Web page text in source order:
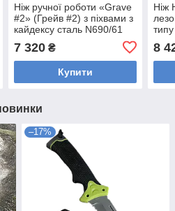
Ніж ручної роботи «Grave
#2» (Грейв #2) з піхвами з
кайдексу сталь N690/61
7 320₴
Купити
Ніж
8
–17%